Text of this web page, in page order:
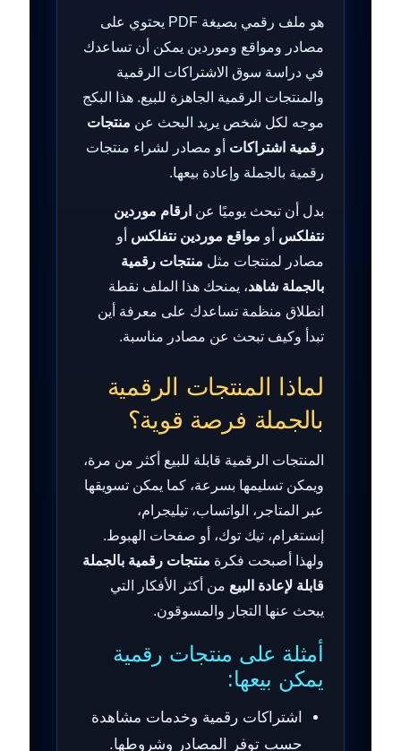
هو ملف رقمي بصيغة PDF يحتوي على
مصادر ومواقع وموردين يمكن أن تساعدك
في دراسة سوق الاشتراكات الرقمية
والمنتجات الرقمية الجاهزة للبيع. هذا البكج
موجه لكل شخص يريد البحث عن منتجات
رقمية اشتراكات أو مصادر لشراء منتجات
رقمية بالجملة وإعادة بيعها.
بدل أن تبحث يوميًا عن ارقام موردين
نتفلكس أو مواقع موردين نتفلكس أو
مصادر لمنتجات مثل منتجات رقمية
بالجملة شاهد، يمنحك هذا الملف نقطة
انطلاق منظمة تساعدك على معرفة أين
تبدأ وكيف تبحث عن مصادر مناسبة.
لماذا المنتجات الرقمية
بالجملة فرصة قوية؟
المنتجات الرقمية قابلة للبيع أكثر من مرة،
ويمكن تسليمها بسرعة، كما يمكن تسويقها
عبر المتاجر، الواتساب، تيليجرام،
إنستغرام، تيك توك، أو صفحات الهبوط.
ولهذا أصبحت فكرة منتجات رقمية بالجملة
قابلة لإعادة البيع من أكثر الأفكار التي
يبحث عنها التجار والمسوقون.
أمثلة على منتجات رقمية
يمكن بيعها:
اشتراكات رقمية وخدمات مشاهدة
حسب توفر المصادر وشروطها.